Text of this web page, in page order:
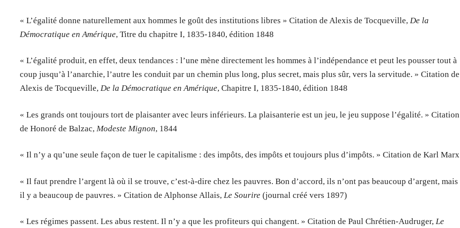
« L’égalité donne naturellement aux hommes le goût des institutions libres » Citation de Alexis de Tocqueville, De la
Démocratique en Amérique, Titre du chapitre I, 1835-1840, édition 1848
« L’égalité produit, en effet, deux tendances : l’une mène directement les hommes à l’indépendance et peut les pousser tout à
coup jusqu’à l’anarchie, l’autre les conduit par un chemin plus long, plus secret, mais plus sûr, vers la servitude. » Citation de
Alexis de Tocqueville,De la Démocratique en Amérique, Chapitre I, 1835-1840, édition 1848
« Les grands ont toujours tort de plaisanter avec leurs inférieurs. La plaisanterie est un jeu, le jeu suppose l’égalité. » Citation
de Honoré de Balzac, Modeste Mignon, 1844
« Il n’y a qu’une seule façon de tuer le capitalisme : des impôts, des impôts et toujours plus d’impôts. » Citation de Karl Marx
« Il faut prendre l’argent là où il se trouve, c’est-à-dire chez les pauvres. Bon d’accord, ils n’ont pas beaucoup d’argent, mais
il y a beaucoup de pauvres. » Citation de Alphonse Allais, Le Sourire (journal créé vers 1897)
« Les régimes passent. Les abus restent. Il n’y a que les profiteurs qui changent. » Citation de Paul Chrétien-Audruger,Le